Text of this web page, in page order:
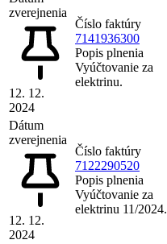
zverejnenia
12. 12.
2024
Číslo faktúry
7141936300
Popis plnenia
Vyúčtovanie za
elektrinu.
Dátum
zverejnenia
12. 12.
2024
Číslo faktúry
7122290520
Popis plnenia
Vyúčtovanie za
elektrinu 11/2024.